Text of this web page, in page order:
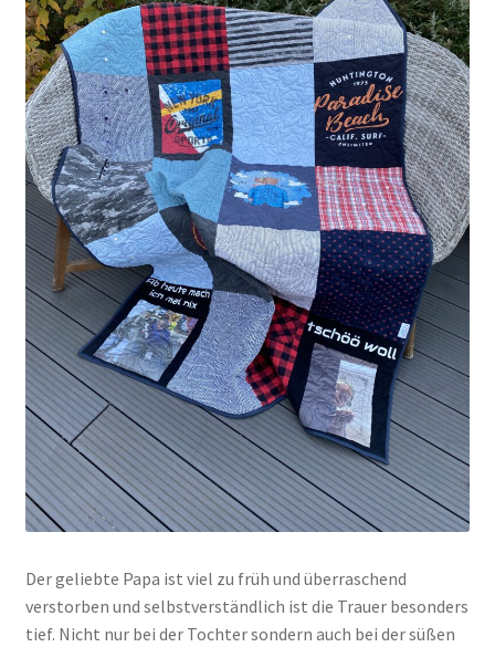
Warenkorb
Widerrufsbelehrung
Zahlungsarten
Der geliebte Papa ist viel zu früh und überraschend
verstorben und selbstverständlich ist die Trauer besonders
tief. Nicht nur bei der Tochter sondern auch bei der süßen